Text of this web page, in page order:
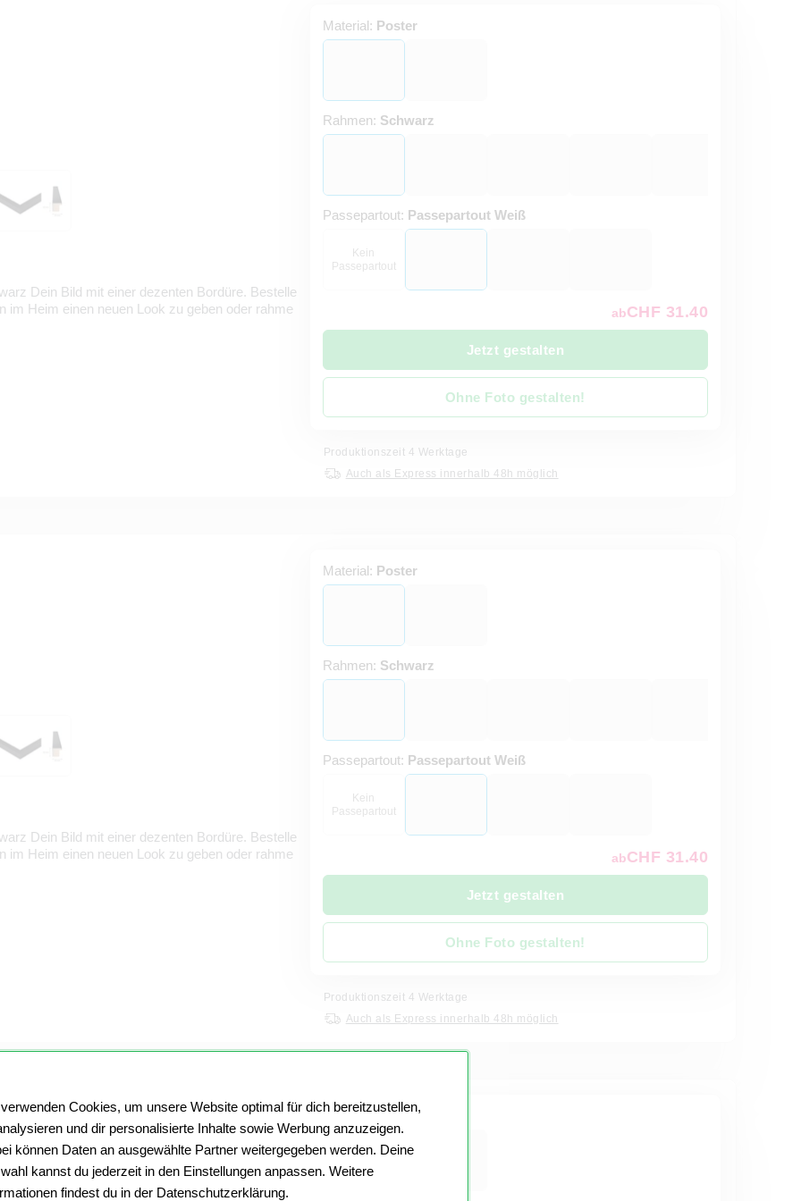
Cookies, um unsere Website optimal für dich bereitzustellen,
und dir personalisierte Inhalte sowie Werbung anzuzeigen.
können Daten an ausgewählte Partner weitergegeben werden. Deine
kannst du jederzeit in den Einstellungen anpassen. Weitere
findest du in der Datenschutzerklärung.
Dein Bild mit einer dezenten Bordüre. Bestelle
im Heim einen neuen Look zu geben oder rahme
Material: Poster
Rahmen: Schwarz
Passepartout: Passepartout Weiß
Kein
Passepartout
abCHF 31.40
Jetzt gestalten
Ohne Foto gestalten!
Produktionszeit 4 Werktage
Auch als Express innerhalb 48h möglich
Dein Bild mit einer dezenten Bordüre. Bestelle
im Heim einen neuen Look zu geben oder rahme
Material: Poster
Rahmen: Schwarz
Passepartout: Passepartout Weiß
Kein
Passepartout
abCHF 31.40
Jetzt gestalten
Ohne Foto gestalten!
Produktionszeit 4 Werktage
Auch als Express innerhalb 48h möglich
Material:Poster